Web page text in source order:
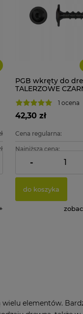
PGB wkręty do
TALERZOWE
1 ocena
42,30 zł
Cena regularna:
Najniższa cena:
Cena netto:
-
do koszyka
elementów.